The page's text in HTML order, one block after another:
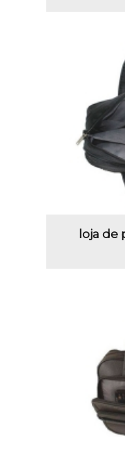
loja de